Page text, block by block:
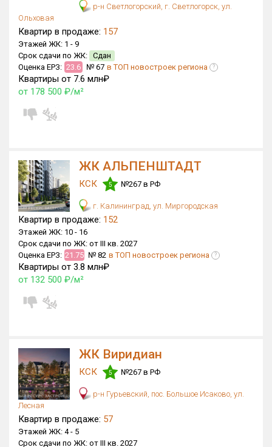
р-н Светлогорский, г. Светлогорск, ул.
Ольховая
Квартир в продаже: 157
Этажей ЖК: 1 - 9
Срок сдачи по ЖК: Сдан
Оценка ЕРЗ: 23.6 № 67 в ТОП новостроек региона ?
Квартиры от 7.6 млн₽
от 178 500 ₽/м²
ЖК АЛЬПЕНШТАДТ
КСК 5 №267 в РФ
г. Калининград, ул. Миргородская
Квартир в продаже: 152
Этажей ЖК: 10 - 16
Срок сдачи по ЖК: от III кв. 2027
Оценка ЕРЗ: 21.75 № 82 в ТОП новостроек региона ?
Квартиры от 3.8 млн₽
от 132 500 ₽/м²
ЖК Виридиан
КСК 5 №267 в РФ
р-н Гурьевский, пос. Большое Исаково, ул.
Лесная
Квартир в продаже: 57
Этажей ЖК: 4 - 5
Срок сдачи по ЖК: от III кв. 2027